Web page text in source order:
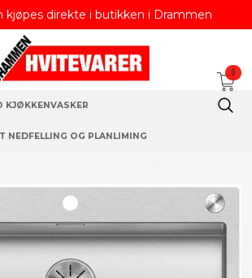
kjøpes direkte i butikken i Drammen
0
KJØKKENVASKER
NEDFELLING OG PLANLIMING